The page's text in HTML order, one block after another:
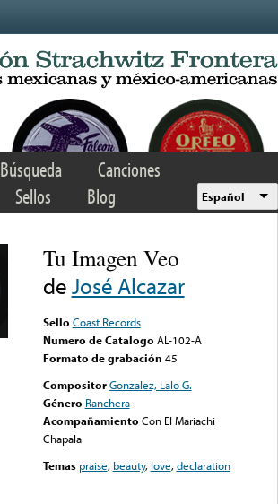
Búsqueda
Canciones
Sellos Blog Español
Tu Imagen Veo
deJosé Alcazar
Sello Coast Records
Numero de Catalogo AL-102-A
Formato de grabación 45
Compositor Gonzalez, Lalo G.
Género Ranchera
Acompañamiento Con El Mariachi
Chapala
Temas praise, beauty, love,declaration